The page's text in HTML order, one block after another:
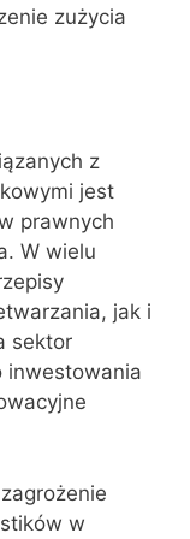
zużycia
z
jest
prawnych
W wielu
jak i
sektor
inwestowania
w